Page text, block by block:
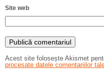
Site web
Acest site folosește Akismet
procesate datele comentariilor